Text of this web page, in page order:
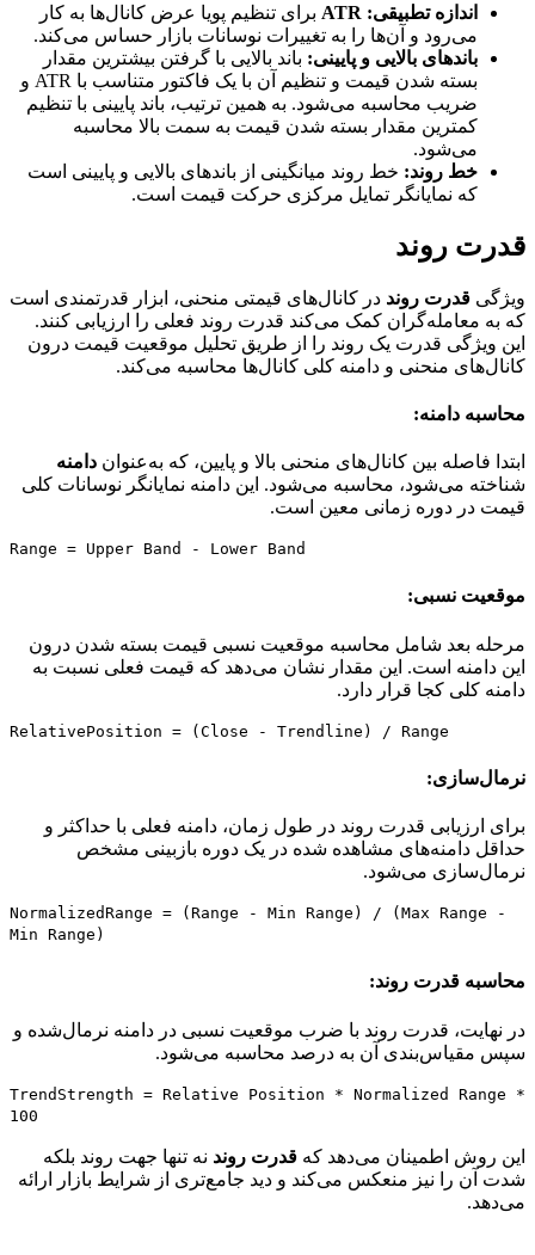
اندازه تطبیقی: ATR
برای تنظیم پویا عرض کانال‌ها به کار
می‌رود و آن‌ها را به تغییرات نوسانات بازار حساس می‌کند.
باندهای بالایی و پایینی: باند بالایی با گرفتن بیشترین مقدار
بسته شدن قیمت و تنظیم آن با یک فاکتور متناسب با ATR و
ضریب محاسبه می‌شود. به همین ترتیب، باند پایینی با تنظیم
کمترین مقدار بسته شدن قیمت به سمت بالا محاسبه
می‌شود.
خط روند: خط روند میانگینی از باندهای بالایی و پایینی است
که نمایانگر تمایل مرکزی حرکت قیمت است.
قدرت روند
ویژگی قدرت روند در کانال‌های قیمتی منحنی، ابزار قدرتمندی است
که به معامله‌گران کمک می‌کند قدرت روند فعلی را ارزیابی کنند.
این ویژگی قدرت یک روند را از طریق تحلیل موقعیت قیمت درون
کانال‌های منحنی و دامنه کلی کانال‌ها محاسبه می‌کند.
محاسبه دامنه:
ابتدا فاصله بین کانال‌های منحنی بالا و پایین، که به‌عنوان دامنه
شناخته می‌شود، محاسبه می‌شود. این دامنه نمایانگر نوسانات کلی
قیمت در دوره زمانی معین است.
Range = Upper Band - Lower Band
موقعیت نسبی:
مرحله بعد شامل محاسبه موقعیت نسبی قیمت بسته شدن درون
این دامنه است. این مقدار نشان می‌دهد که قیمت فعلی نسبت به
دامنه کلی کجا قرار دارد.
RelativePosition = (Close - Trendline) / Range
نرمال‌سازی:
برای ارزیابی قدرت روند در طول زمان، دامنه فعلی با حداکثر و
حداقل دامنه‌های مشاهده شده در یک دوره بازبینی مشخص
نرمال‌سازی می‌شود.
NormalizedRange = (Range - Min Range) / (Max Range -
Min Range)
محاسبه قدرت روند:
در نهایت، قدرت روند با ضرب موقعیت نسبی در دامنه نرمال‌شده و
سپس مقیاس‌بندی آن به درصد محاسبه می‌شود.
TrendStrength = Relative Position * Normalized Range *
100
این روش اطمینان می‌دهد که قدرت روند نه تنها جهت روند بلکه
شدت آن را نیز منعکس می‌کند و دید جامع‌تری از شرایط بازار ارائه
می‌دهد.